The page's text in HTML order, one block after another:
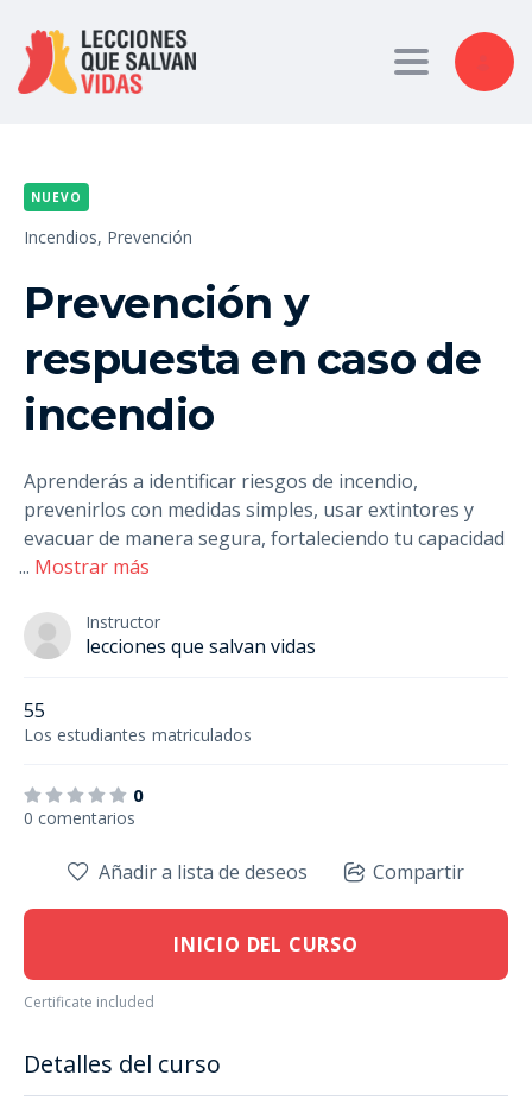
Toggle
Incendios, Prevención
NUEVO
Prevención y
respuesta en caso de
incendio
Aprenderás a identificar riesgos de incendio,
prevenirlos con medidas simples, usar extintores y
evacuar de manera segura, fortaleciendo tu capacidad
... Mostrar más
Instructor
lecciones que salvan vidas
55
Los estudiantes matriculados
0
0 comentarios
Añadir a lista de deseos Compartir
INICIO DEL CURSO
Certificate included
Detalles del curso